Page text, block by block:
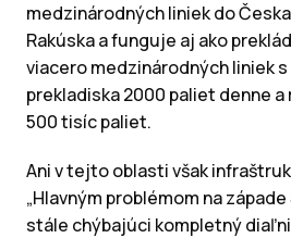
medzinárodných liniek do
Rakúska a funguje aj ako
viacero medzinárodných liniek
prekladiska 2000 paliet denne
500 tisíc paliet.
Ani v tejto oblasti však
„Hlavným problémom na
stále chýbajúci kompletný